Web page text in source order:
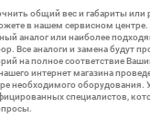
общий вес и габариты или
в нашем сервисном
аналог или наиболее
Все аналоги и замена будут
на полное соответствие
интернет магазина
необходимого оборудования.
специалистов,